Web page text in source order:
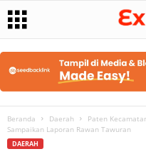
Beranda Daerah
Paten
Sampaikan Laporan Rawan Tawuran
DAERAH